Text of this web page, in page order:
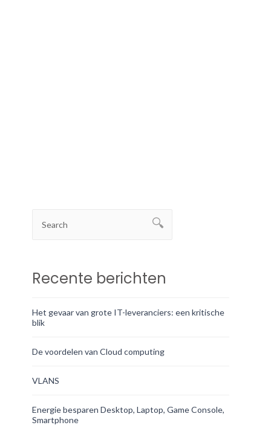
Recente berichten
Het gevaar van grote IT-leveranciers: een kritische
blik
De voordelen van Cloud computing
VLANS
Energie besparen Desktop, Laptop, Game Console,
Smartphone